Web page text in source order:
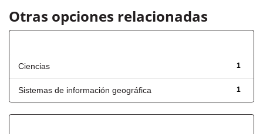
Otras opciones relacionadas
1
Ciencias
1
Sistemas de información geográfica